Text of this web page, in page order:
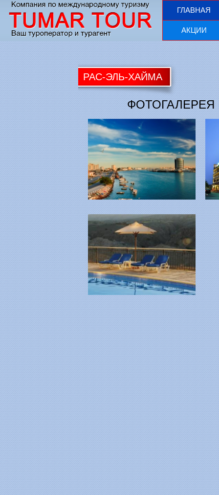
ГЛАВНАЯ
АКЦИИ
РАС-ЭЛЬ-ХАЙМА
ФОТОГАЛЕРЕЯ